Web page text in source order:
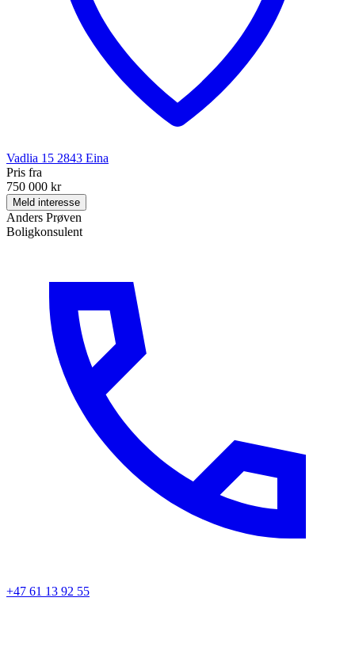
Vadlia 15 2843 Eina
Pris fra
750 000 kr
Meld interesse
Anders Prøven
Boligkonsulent
+47 61 13 92 55